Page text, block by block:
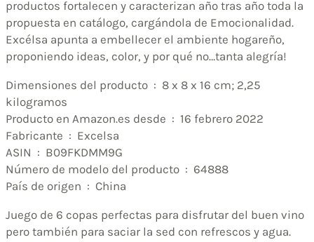
productos fortalecen y caracterizan año tras año toda la
propuesta en catálogo, cargándola de Emocionalidad.
Excélsa apunta a embellecer el ambiente hogareño,
proponiendo ideas, color, y por qué no…tanta alegría!
Dimensiones del producto ‏ : ‎ 8 x 8 x 16 cm; 2,25
kilogramos
Producto en Amazon.es desde ‏ : ‎ 16 febrero 2022
Fabricante ‏ : ‎ Excelsa
ASIN ‏ : ‎ B09FKDMM9G
Número de modelo del producto ‏ : ‎ 64888
País de origen ‏ : ‎ China
Juego de 6 copas perfectas para disfrutar del buen vino
pero también para saciar la sed con refrescos y agua.